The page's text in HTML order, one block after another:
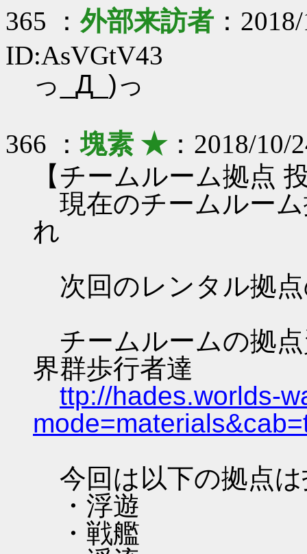
365 ：外部来訪者 ：
ID:AsVGtV43
っ_Д_)っ
366 ：塊素 ★：2018/10/
【チームルーム拠点
現在のチームルー
れ
次回のレンタル拠
チームルームの拠
界群歩行者達
ttp://hades.worlds-
今回は以下の拠点
・浮遊
・戦艦